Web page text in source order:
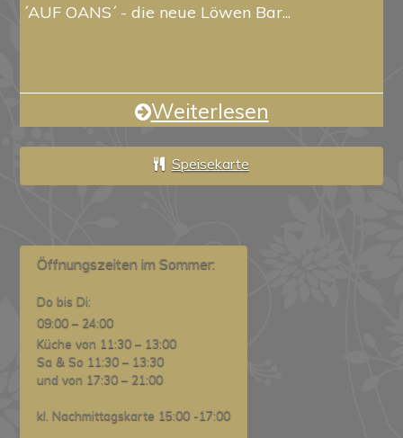
´AUF OANS´ - die neue Löwen Bar...
Weiterlesen
Speisekarte
Öffnungszeiten im Sommer:
Do bis Di:
09:00 – 24:00
Küche von 11:30 – 13:00
Sa & So 11:30 – 13:30
und von 17:30 – 21:00
kl. Nachmittagskarte 15:00 -17:00